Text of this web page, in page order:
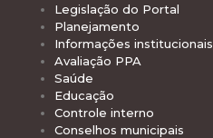
Legislação do Portal
Planejamento
Informações institucionais
Avaliação PPA
Saúde
Educação
Controle interno
Conselhos municipais